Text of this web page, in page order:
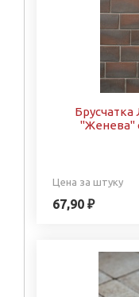
"Женева"
Цена за штуку
67,90 ₽